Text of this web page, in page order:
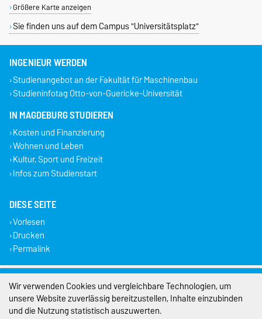
Größere Karte anzeigen
Sie finden uns auf dem Campus "Universitätsplatz"
INGENIEUR WERDEN
Studienangebot an der Fakultät für Maschinenbau
Studieninfotag Otto-von-Guericke-Universität
IN MAGDEBURG STUDIEREN
Kosten und Finanzierung
Wohnen und Leben
Kultur, Sport und Freizeit
Infos zum Studienstart
DIESE SEITE
Vorlesen
Drucken
Permalink
Impressum
Datenschutz
Wir verwenden Cookies und vergleichbare Technologien, um
unsere Website zuverlässig bereitzustellen, Inhalte einzubinden
und die Nutzung statistisch auszuwerten.